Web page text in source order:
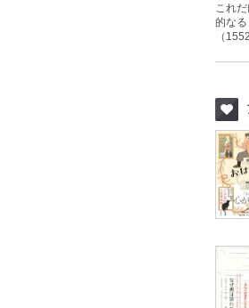
これ
的な
（